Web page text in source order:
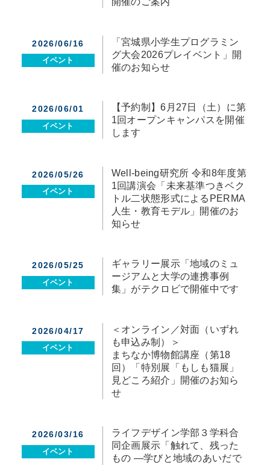
2026/06/16
イベント
「宮城県小学生プログラミン
グ大会2026プレイベント」開
催のお知らせ
2026/06/01
イベント
【予約制】6月27日（土）に第
1回オープンキャンパスを開催
します
2026/05/26
イベント
Well-being研究所 令和8年度第
1回講演会「未来基準つきベク
トル二状態形式によるPERMA
人生・教育モデル」開催のお
知らせ
2026/05/25
イベント
ギャラリー展示「地域のミュ
ージアムと大学の連携事例
集」がテクロビで開催中です
2026/04/17
イベント
＜オンライン／対面（いずれ
も申込み制）＞
まちなか博物館講座（第18
回）「特別展「もしも猫展」
見どころ紹介」開催のお知ら
せ
2026/03/16
イベント
ライフデザイン学部３学科合
同企画展示「触れて、残った
もの ―学びと地域のあいだで